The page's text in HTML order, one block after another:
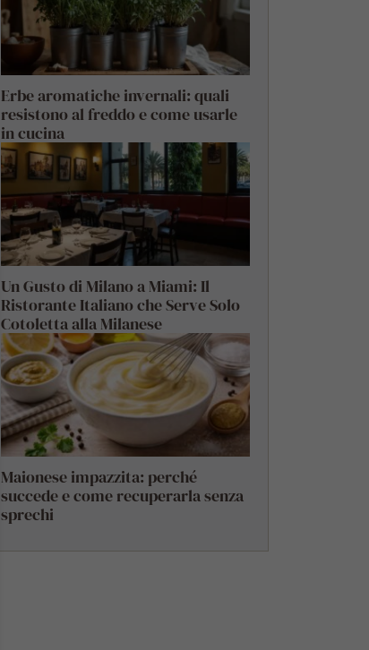
Erbe aromatiche invernali: quali
resistono al freddo e come usarle
in cucina
Un Gusto di Milano a Miami: Il
Ristorante Italiano che Serve Solo
Cotoletta alla Milanese
Maionese impazzita: perché
succede e come recuperarla senza
sprechi